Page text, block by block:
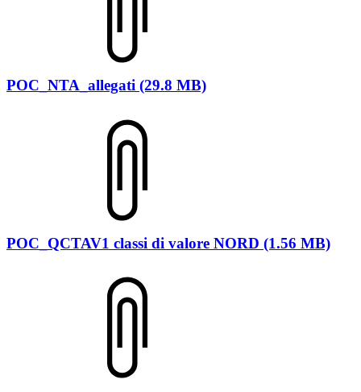
POC_NTA_allegati (29.8 MB)
POC_QCTAV1 classi di valore NORD (1.56 MB)